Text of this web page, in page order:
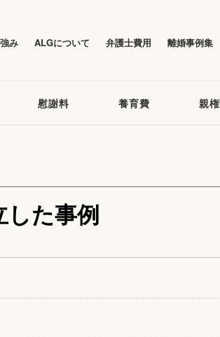
み ALGについて 弁護士費用 離婚事例集
慰謝料 養育費 親権
した事例